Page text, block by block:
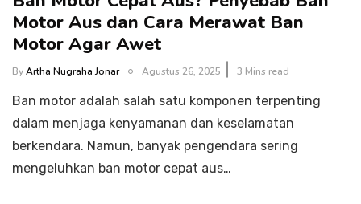
Motor Aus dan Cara Merawat Ban
Motor Agar Awet
ByArtha Nugraha Jonar Agustus 26, 2025 3 Mins read
Ban motor adalah salah satu komponen terpenting
dalam menjaga kenyamanan dan keselamatan
berkendara. Namun, banyak pengendara sering
mengeluhkan ban motor cepat aus…